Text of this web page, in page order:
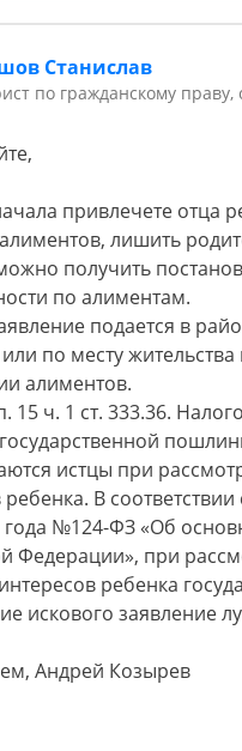
Станислав
по гражданскому
привлечете отца
лишить
получить
по алиментам.
подается в
по месту
алиментов.
15 ч. 1 ст. 333.36.
истцы при
В
№124-ФЗ «Об
Федерации», при
ребенка
искового заявление
Андрей Козырев